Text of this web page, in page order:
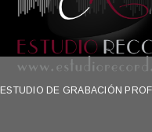
ESTUDIO DE GRABACIÓN